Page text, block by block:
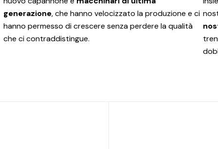
generazione, che hanno velocizzato la produzione e ci
hanno permesso di crescere senza perdere la qualità
che ci contraddistingue.